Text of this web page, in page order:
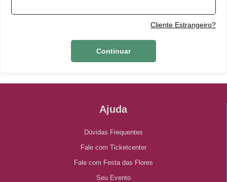
Cliente Estrangeiro?
Continuar
Ajuda
Dúvidas Frequentes
Fale com Ticketcenter
Fale com Festa das Flores
Seu Evento